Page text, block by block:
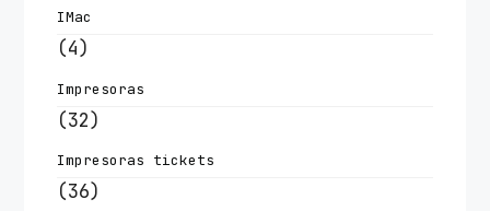
IMac
(4)
Impresoras
(32)
Impresoras tickets
(36)